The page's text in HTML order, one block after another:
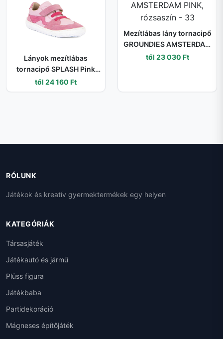
Lányok mezítlábas
tornacipő SPLASH Pink
Froddo G3130263-7 pink
- 34
től 24 160 Ft
Mezítlábas lány tornacipő
GROUNDIES AMSTERDAM
PINK, rózsaszín - 33
től 23 030 Ft
RÓLUNK
Játékok és kreatív gyermektermékek egy helyen
KATEGÓRIÁK
Társasjáték
Játékautó és jármű
Plüss figura
Játékbaba
Partidekoráció
Mágneses építőjáték